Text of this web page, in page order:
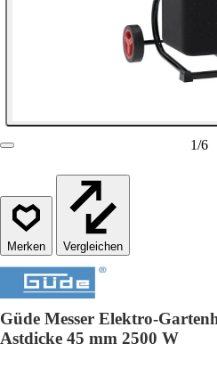
1/6
Vergleichen
Güde Messer Elektro-
Astdicke 45 mm 2500 W